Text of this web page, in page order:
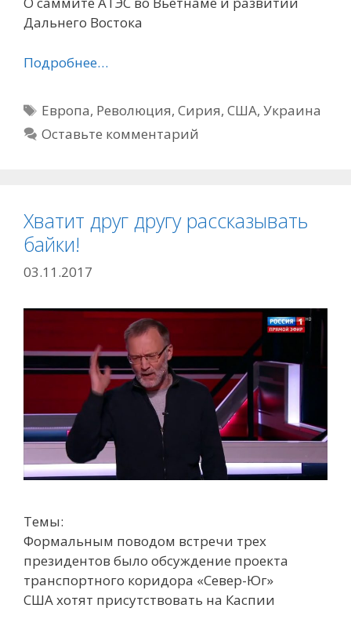
Дальнего Востока
Подробнее…
Метки
Европа, Революция,Сирия,США,Украина
Оставьте комментарий
Хватит друг другу рассказывать
байки!
03.11.2017
Темы:
Формальным поводом встречи трех
президентов было обсуждение проекта
транспортного коридора «Север-Юг»
США хотят присутствовать на Каспии